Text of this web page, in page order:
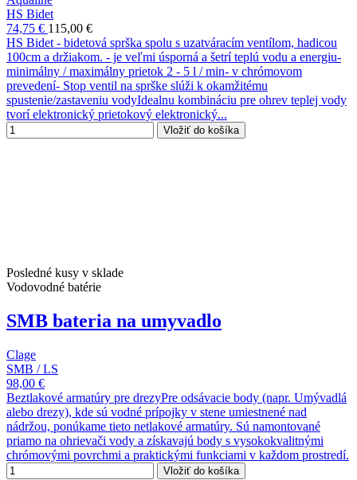
HS Bidet
74,75 € 115,00 €
HS Bidet - bidetová sprška spolu s uzatváracím ventílom, hadicou
100cm a držiakom. - je veľmi úsporná a šetrí teplú vodu a energiu-
minimálny / maximálny prietok 2 - 5 l / min- v chrómovom
prevedení- Stop ventil na sprške slúži k okamžitému
spustenie/zastaveniu vodyIdealnu kombináciu pre ohrev teplej vody
tvorí elektronický prietokový elektronický...
Vložiť do košíka
Posledné kusy v sklade
Vodovodné batérie
SMB bateria na umyvadlo
Clage
SMB / LS
98,00 €
Beztlakové armatúry pre drezyPre odsávacie body (napr. Umývadlá
alebo drezy), kde sú vodné prípojky v stene umiestnené nad
nádržou, ponúkame tieto netlakové armatúry. Sú namontované
priamo na ohrievači vody a získavajú body s vysokokvalitnými
chrómovými povrchmi a praktickými funkciami v každom prostredí.
Vložiť do košíka